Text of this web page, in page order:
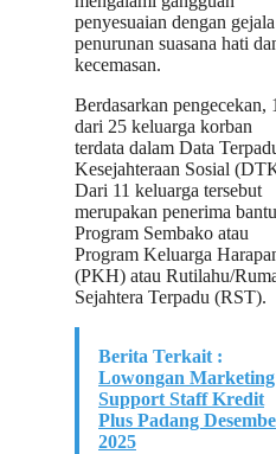
penyesuaian dengan gejala
penurunan suasana hati
kecemasan.
Berdasarkan pengecekan,
dari 25 keluarga korban
terdata dalam Data
Kesejahteraan Sosial
Dari 11 keluarga tersebut
merupakan penerima
Program Sembako atau
Program Keluarga
(PKH) atau Rutilahu/
Sejahtera Terpadu (RST).
Berita Terkait :
Lowongan Marketing
Support Staff Kredit
Plus Padang
2025